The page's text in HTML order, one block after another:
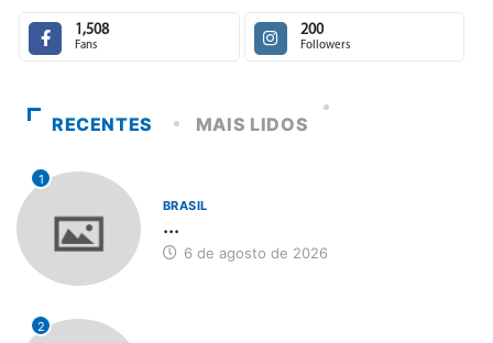
1,508
Fans
200
Followers
RECENTES MAIS LIDOS
1
BRASIL
...
6 de agosto de 2026
2